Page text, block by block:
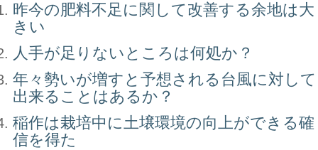
昨今の肥料不足に関して改善する余地は大
きい
人手が足りないところは何処か？
年々勢いが増すと予想される台風に対して
出来ることはあるか？
稲作は栽培中に土壌環境の向上ができる確
信を得た